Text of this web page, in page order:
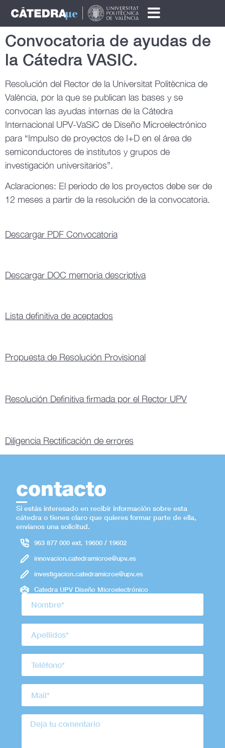
Convocatoria de ayudas de
la Cátedra VASIC.
Resolución del Rector de la Universitat Politècnica de
València, por la que se publican las bases y se
convocan las ayudas internas de la Cátedra
Internacional UPV-VaSiC de Diseño Microelectrónico
para “Impulso de proyectos de I+D en el área de
semiconductores de institutos y grupos de
investigación universitarios”.
Aclaraciones: El periodo de los proyectos debe ser de
12 meses a partir de la resolución de la convocatoria.
Descargar PDF Convocatoria
Descargar DOC memoria descriptiva
Lista definitiva de aceptados
Propuesta de Resolución Provisional
Resolución Definitiva firmada por el Rector UPV
Diligencia Rectificación de errores
contacto
Si estás interesado en recibir información sobre esta
cátedra o tienes claro que quieres formar parte de ella,
envíanos una solicitud.
963 877 000 ext. 19600 / 19602
innovacion.catedramicroe@upv.es
investigacion.catedramicroe@upv.es
Catedra UPV Diseño Microelectrónico